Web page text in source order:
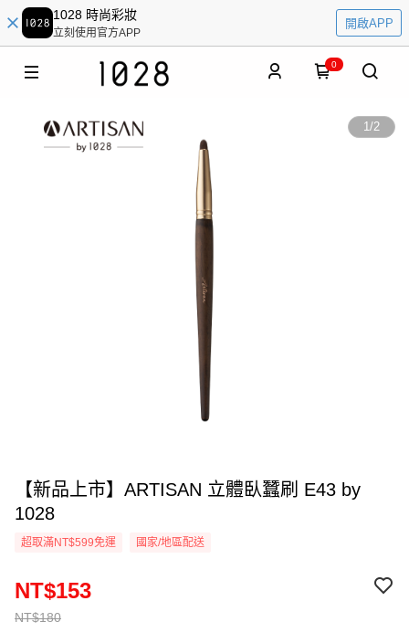
1028 時尚彩妝
立刻使用官方APP
開啟APP
0
1/2
【新品上市】ARTISAN 立體臥蠶刷 E43 by
1028
超取滿NT$599免運 國家/地區配送
NT$180
NT$153